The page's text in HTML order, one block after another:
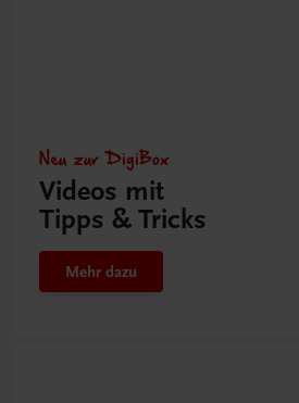
Neu zur DigiBox
Videos mit
Tipps & Tricks
Mehr dazu